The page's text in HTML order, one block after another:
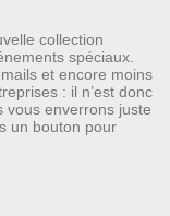
collection
spéciaux.
et encore moins
: il n’est donc
vous enverrons juste
un bouton pour